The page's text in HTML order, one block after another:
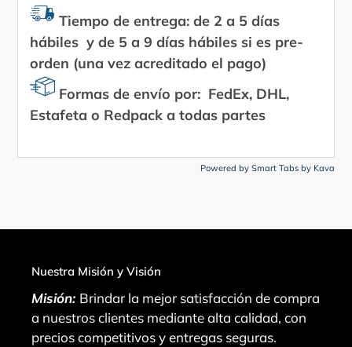
Tiempo de entrega: de 2 a 5 días
hábiles y de 5 a 9 días hábiles si es pre-
orden (una vez acreditado el pago)
Formas de envío por: FedEx, DHL,
Estafeta o Redpack a todas partes
Powered by Smart Tabs by Kava
Nuestra Misión y Visión
Misión: Brindar la mejor satisfacción de compra
a nuestros clientes mediante alta calidad, con
precios competitivos y entregas seguras.